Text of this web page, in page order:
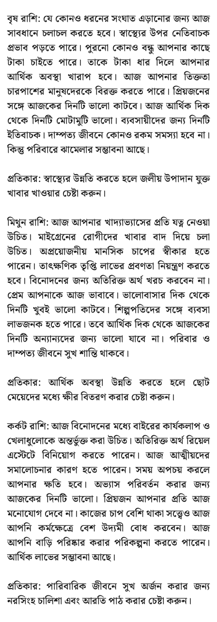
বৃষ রাশি: যে কোনও ধরনের সংঘাত এড়ানোর জন্য আজ
সাবধানে চলাচল করতে হবে। স্বাস্থ্যের উপর নেতিবাচক
প্রভাব পড়তে পারে। পুরনো কোনও বন্ধু আপনার কাছে
টাকা চাইতে পারে। তাকে টাকা ধার দিলে আপনার
আর্থিক অবস্থা খারাপ হবে। আজ আপনার তিক্ততা
চারপাশের মানুষদেরকে বিরক্ত করতে পারে। প্রিয়জনের
সঙ্গে আজকের দিনটি ভালো কাটবে। আজ আর্থিক দিক
থেকে দিনটি মোটামুটি ভালো। ব্যবসায়ীদের জন্য দিনটি
ইতিবাচক। দাম্পত্য জীবনে কোনও রকম সমস্যা হবে না।
কিন্তু পরিবারে ঝামেলার সম্ভাবনা আছে।
প্রতিকার: স্বাস্থ্যের উন্নতি করতে হলে জলীয় উপাদান যুক্ত
খাবার খাওয়ার চেষ্টা করুন।
মিথুন রাশি: আজ আপনার খাদ্যাভ্যাসের প্রতি যত্ন নেওয়া
উচিত। মাইগ্রেনের রোগীদের খাবার বাদ দিয়ে চলা
উচিত। অপ্রয়োজনীয় মানসিক চাপের স্বীকার হতে
পারেন। তাৎক্ষণিক তৃপ্তি লাভের প্রবণতা নিয়ন্ত্রণ করতে
হবে। বিনোদনের জন্য অতিরিক্ত অর্থ খরচ করবেন না।
প্রেম আপনাকে আজ ভাবাবে। ভালোবাসার দিক থেকে
দিনটি খুবই ভালো কাটবে। শিল্পপতিদের সঙ্গে ব্যবসা
লাভজনক হতে পারে। তবে আর্থিক দিক থেকে আজকের
দিনটি অন্যান্যদের জন্য ভালো যাবে না। পরিবার ও
দাম্পত্য জীবনে সুখ শান্তি থাকবে।
প্রতিকার: আর্থিক অবস্থা উন্নতি করতে হলে ছোট
মেয়েদের মধ্যে ক্ষীর বিতরণ করার চেষ্টা করুন।
কর্কট রাশি: আজ বিনোদনের মধ্যে বাইরের কার্যকলাপ ও
খেলাধুলোকে অন্তর্ভুক্ত করা উচিত। অতিরিক্ত অর্থ রিয়েল
এস্টেটে বিনিয়োগ করতে পারেন। আজ আত্মীয়দের
সমালোচনার কারণ হতে পারেন। সময় অপচয় করলে
আপনার ক্ষতি হবে। অভ্যাস পরিবর্তন করার জন্য
আজকের দিনটি ভালো। প্রিয়জন আপনার প্রতি আজ
মনোযোগ দেবে না। কাজের চাপ বেশি থাকা সত্ত্বেও আজ
আপনি কর্মক্ষেত্রে বেশ উদ্যমী বোধ করবেন। আজ
আপনি বাড়ি পরিষ্কার করার পরিকল্পনা করতে পারেন।
আর্থিক লাভের সম্ভাবনা আছে।
প্রতিকার: পারিবারিক জীবনে সুখ অর্জন করার জন্য
নরসিংহ চালিশা এবং আরতি পাঠ করার চেষ্টা করুন।